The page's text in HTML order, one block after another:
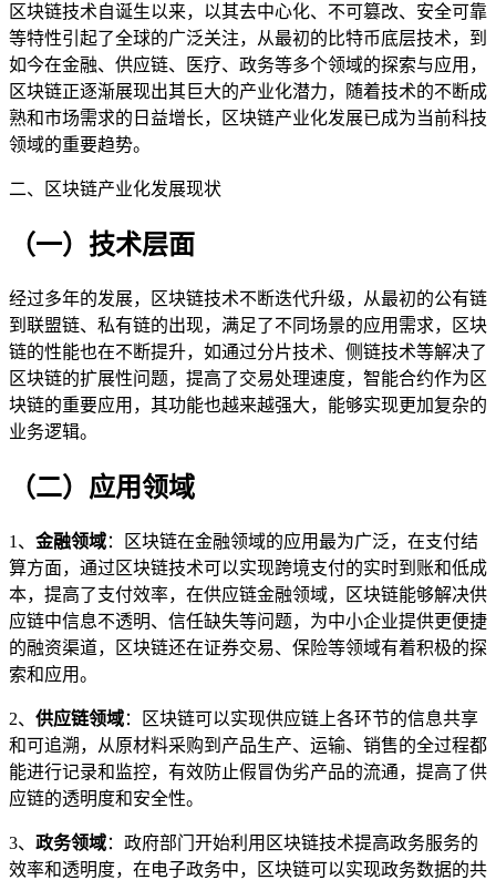
区块链技术自诞生以来，以其去中心化、不可篡改、安全可靠
等特性引起了全球的广泛关注，从最初的比特币底层技术，到
如今在金融、供应链、医疗、政务等多个领域的探索与应用，
区块链正逐渐展现出其巨大的产业化潜力，随着技术的不断成
熟和市场需求的日益增长，区块链产业化发展已成为当前科技
领域的重要趋势。
二、区块链产业化发展现状
（一）技术层面
经过多年的发展，区块链技术不断迭代升级，从最初的公有链
到联盟链、私有链的出现，满足了不同场景的应用需求，区块
链的性能也在不断提升，如通过分片技术、侧链技术等解决了
区块链的扩展性问题，提高了交易处理速度，智能合约作为区
块链的重要应用，其功能也越来越强大，能够实现更加复杂的
业务逻辑。
（二）应用领域
1、 金融领域：区块链在金融领域的应用最为广泛，在支付结
算方面，通过区块链技术可以实现跨境支付的实时到账和低成
本，提高了支付效率，在供应链金融领域，区块链能够解决供
应链中信息不透明、信任缺失等问题，为中小企业提供更便捷
的融资渠道，区块链还在证券交易、保险等领域有着积极的探
索和应用。
2、 供应链领域：区块链可以实现供应链上各环节的信息共享
和可追溯，从原材料采购到产品生产、运输、销售的全过程都
能进行记录和监控，有效防止假冒伪劣产品的流通，提高了供
应链的透明度和安全性。
3、 政务领域：政府部门开始利用区块链技术提高政务服务的
效率和透明度，在电子政务中，区块链可以实现政务数据的共